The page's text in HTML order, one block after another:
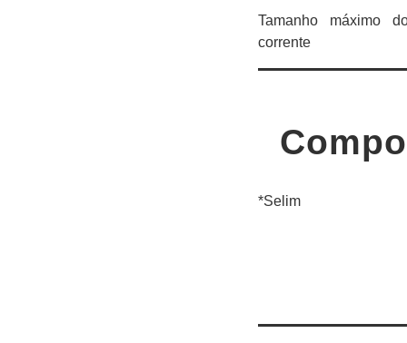
Tamanho máximo
corrente
*Selim